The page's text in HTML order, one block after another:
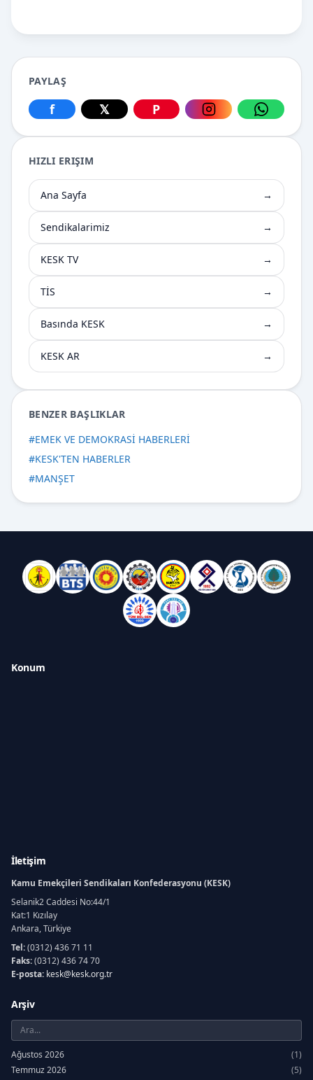
PAYLAŞ
Facebook üzerinden paylaş
f
X üzerinden paylaş
𝕏
Pinterest üzerinden paylaş
P
Instagram
HIZLI ERIŞIM
Ana Sayfa →
Sendikalarimiz →
KESK TV →
TİS →
Basında KESK →
KESK AR →
BENZER BAŞLIKLAR
#EMEK VE DEMOKRASİ HABERLERİ
#KESK'TEN HABERLER
#MANŞET
Konum
İletişim
Kamu Emekçileri Sendikaları Konfederasyonu (KESK)
Selanik2 Caddesi No:44/1
Kat:1 Kızılay
Ankara, Türkiye
Tel:(0312) 436 71 11
Faks:(0312) 436 74 70
E-posta: kesk@kesk.org.tr
Arşiv
Ağustos 2026
(1)
Temmuz 2026
(5)